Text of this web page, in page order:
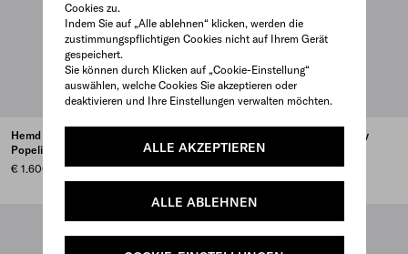
Cookies zu.
Indem Sie auf „Alle ablehnen“ klicken, werden die
zustimmungspflichtigen Cookies nicht auf Ihrem Gerät
gespeichert.
Sie können durch Klicken auf „Cookie-Einstellung“
auswählen, welche Cookies Sie akzeptieren oder
deaktivieren und Ihre Einstellungen verwalten möchten.
ALLE AKZEPTIEREN
ALLE ABLEHNEN
Hemd aus Seide in
Popelinegewebe
€ 1.600
Bestickter Pullunder aus Cady
mit Krawattenoptik
€ 5.800